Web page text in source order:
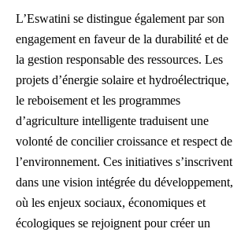
L’Eswatini se distingue également par son
engagement en faveur de la durabilité et de
la gestion responsable des ressources. Les
projets d’énergie solaire et hydroélectrique,
le reboisement et les programmes
d’agriculture intelligente traduisent une
volonté de concilier croissance et respect de
l’environnement. Ces initiatives s’inscrivent
dans une vision intégrée du développement,
où les enjeux sociaux, économiques et
écologiques se rejoignent pour créer un